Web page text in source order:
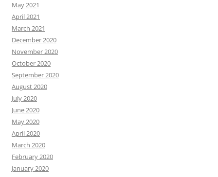
May 2021
April 2021
March 2021
December 2020
November 2020
October 2020
September 2020
August 2020
July 2020
June 2020
May 2020
April 2020
March 2020
February 2020
January 2020